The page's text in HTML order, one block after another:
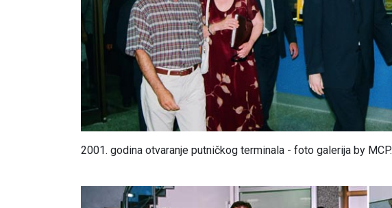
2001. godina otvaranje putničkog terminala - foto galerija by MCP.